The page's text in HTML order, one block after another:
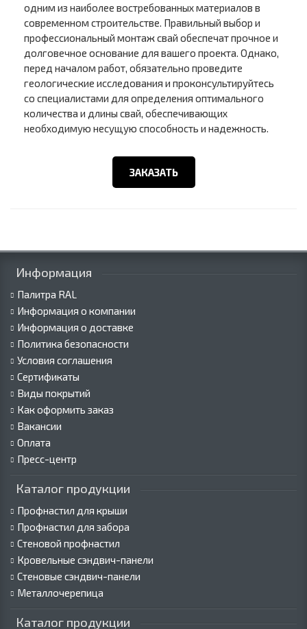
одним из наиболее востребованных материалов в
современном строительстве. Правильный выбор и
профессиональный монтаж свай обеспечат прочное и
долговечное основание для вашего проекта. Однако,
перед началом работ, обязательно проведите
геологические исследования и проконсультируйтесь
со специалистами для определения оптимального
количества и длины свай, обеспечивающих
необходимую несущую способность и надежность.
ЗАКАЗАТЬ
Информация
Палитра RAL
Информация о компании
Информация о доставке
Политика безопасности
Условия соглашения
Сертификаты
Виды покрытий
Как оформить заказ
Вакансии
Оплата
Пресс-центр
Каталог продукции
Профнастил для крыши
Профнастил для забора
Стеновой профнастил
Кровельные сэндвич-панели
Стеновые сэндвич-панели
Металлочерепица
Каталог продукции